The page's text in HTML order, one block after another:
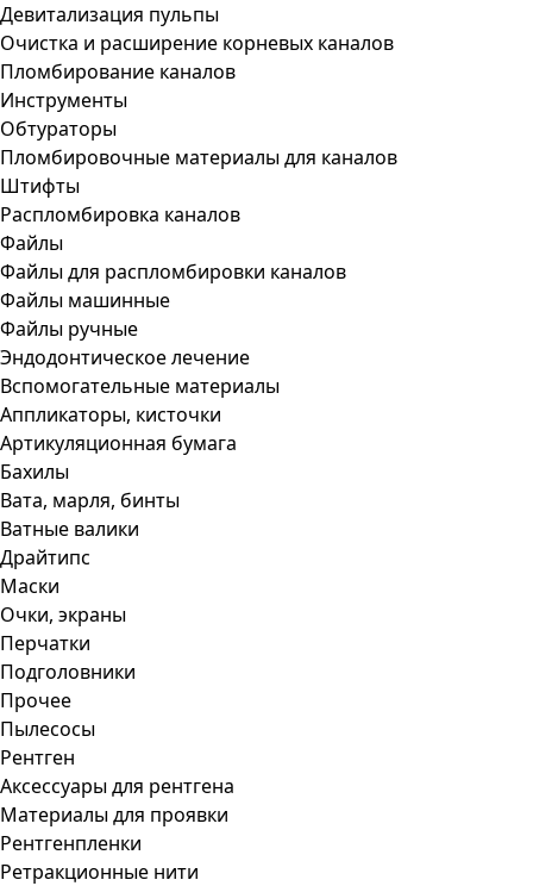
Девитализация пульпы
Очистка и расширение корневых каналов
Пломбирование каналов
Инструменты
Обтураторы
Пломбировочные материалы для каналов
Штифты
Распломбировка каналов
Файлы
Файлы для распломбировки каналов
Файлы машинные
Файлы ручные
Эндодонтическое лечение
Вспомогательные материалы
Аппликаторы, кисточки
Артикуляционная бумага
Бахилы
Вата, марля, бинты
Ватные валики
Драйтипс
Маски
Очки, экраны
Перчатки
Подголовники
Прочее
Пылесосы
Рентген
Аксессуары для рентгена
Материалы для проявки
Рентгенпленки
Ретракционные нити